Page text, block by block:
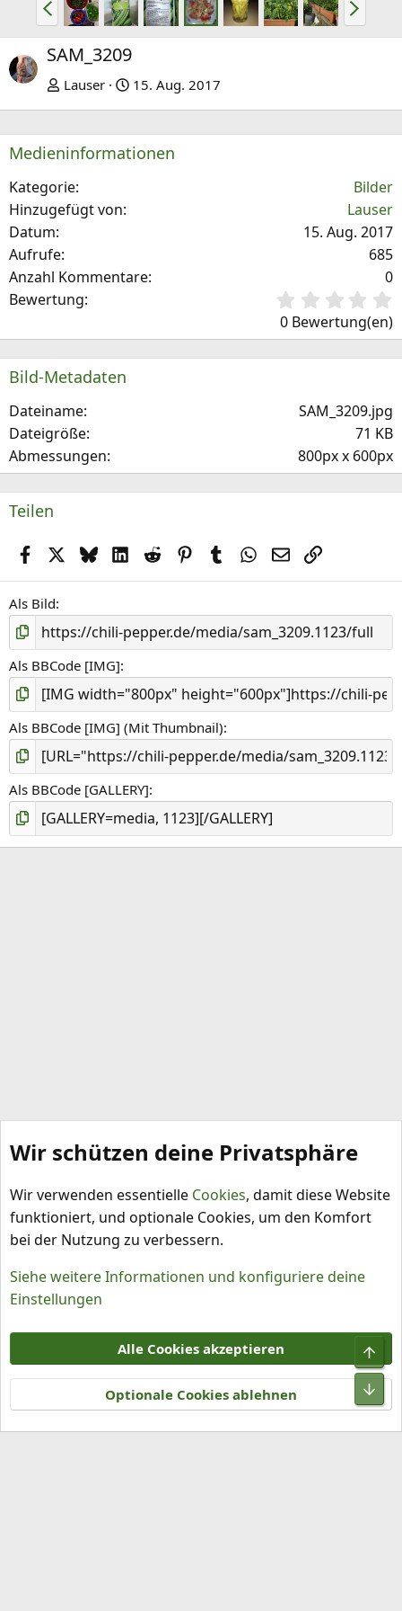
o
r
e
r
i
g
e
ä
t
e
SAM_3209
Lauser 15. Aug. 2017
Medieninformationen
Kategorie
Bilder
Hinzugefügt von
Lauser
Datum
15. Aug. 2017
Aufrufe
685
Anzahl Kommentare
0
Bewertung
0
S
n
(
e
)
0 Bewertung(en)
Bild-Metadaten
Dateiname
SAM_3209.jpg
Dateigröße
71 KB
Abmessungen
800px x 600px
Teilen
FacebookX (Twitter)
BlueskyLinkedIn
Reddit PinterestTumblrWhatsApp
E-MailLink
Als Bild
Als BBCode [IMG]
Als BBCode [IMG] (Mit Thumbnail)
Als BBCode [GALLERY]
Nutzungsbedingungen
Datenschutz
Hilfe und Impressum
R
S
S
Community platform by XenForo® © 2010-2026 XenForo Ltd.
Wir schützen deine Privatsphäre
Wir verwenden essentielle Cookies, damit diese Website
funktioniert, und optionale Cookies, um den Komfort
bei der Nutzung zu verbessern.
Siehe weitere Informationen und konfiguriere deine
Einstellungen
Alle Cookies akzeptieren
Optionale Cookies ablehnen